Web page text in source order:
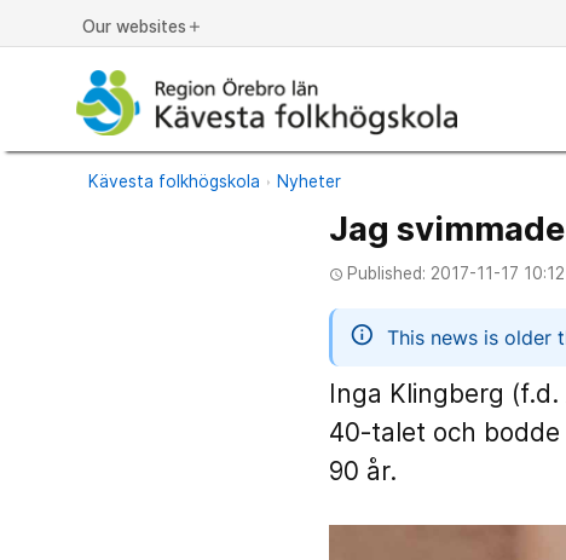
Our websites add
Kävesta folkhögskola Nyheter
Jag
access_time Published: 2017-11-17 10:12
information
This news is older
Inga Klingberg
40-talet och
90 år.